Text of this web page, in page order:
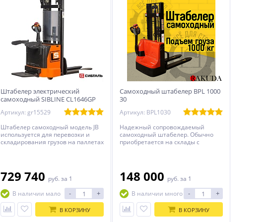
Штабелер электрический
самоходный SIBLINE CL1646GP
Артикул: gr15529
Штабелер самоходный модель JB
используется для перевозки и
складирования грузов на паллетах
729 740 руб. за 1
В наличии мало
- +
В КОРЗИНУ
Самоходный штабелер BPL 1000
30
Артикул: BPL1030
Надежный сопровождаемый
самоходный штабелер. Обычно
приобретается на склады с
загруженный, так и пустой. Блок
управление CURTIS с индикатором
148 000 руб. за 1
В наличии много
- +
В КОРЗИНУ